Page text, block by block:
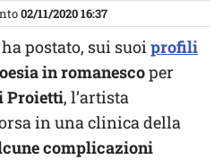
02/11/2020 16:37
ha postato, sui suoiprofili
in romanescoper
Proietti, l’artista
in una clinica della
complicazioni